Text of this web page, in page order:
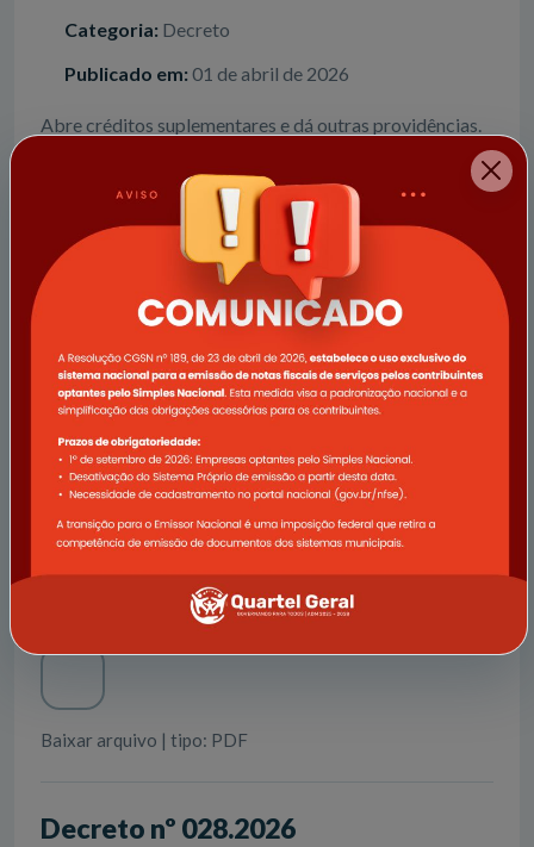
Categoria: Decreto
Publicado em: 01 de abril de 2026
Abre créditos suplementares e dá outras providências.
Baixar arquivo | tipo: PDF
Portaria nº 013.2026
Número:Portaria nº 013.2026
Categoria:Portaria
Publicado em:27 de marco de 2026
Nomeia servidor para a COORDENADORIA
MUNICIPAL DE PROTEÇÃO E DEFESA CIVIL -
Baixar arquivo | tipo: PDF
Decreto nº 028.2026